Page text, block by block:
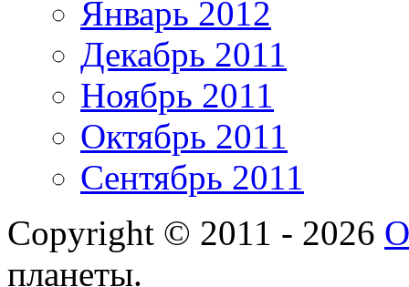
Январь 2012
Декабрь 2011
Ноябрь 2011
Октябрь 2011
Сентябрь 2011
Copyright © 2011 - 2026
планеты.